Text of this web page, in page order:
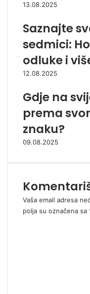
13.08.2025
Saznajte
sedmici:
odluke i
12.08.2025
Gdje na
prema
znaku?
09.08.2025
Vaša email adresa
polja su označena sa